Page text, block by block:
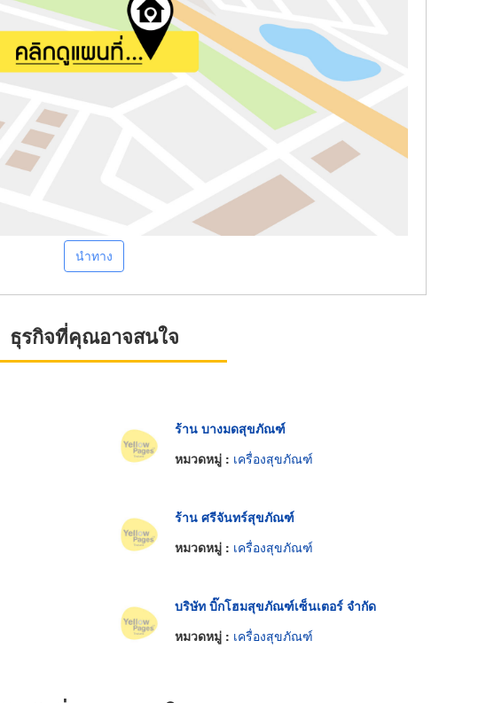
นำทาง
ธุรกิจที่คุณอาจสนใจ
ร้าน บางมดสุขภัณฑ์
หมวดหมู่ : เครื่องสุขภัณฑ์
ร้าน ศรีจันทร์สุขภัณฑ์
หมวดหมู่ : เครื่องสุขภัณฑ์
บริษัท บิ๊กโฮมสุขภัณฑ์เซ็นเตอร์ จำกัด
หมวดหมู่ : เครื่องสุขภัณฑ์